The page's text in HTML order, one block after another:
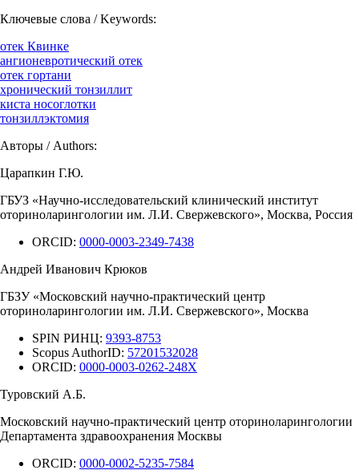
Ключевые слова / Keywords:
отек Квинке
ангионевротический отек
отек гортани
хронический тонзиллит
киста носоглотки
тонзиллэктомия
Авторы / Authors:
Царапкин Г.Ю.
ГБУЗ «Научно-исследовательский клинический институт
оториноларингологии им. Л.И. Свержевского», Москва, Россия
ORCID: 0000-0003-2349-7438
Андрей Иванович Крюков
ГБЗУ «Московский научно-практический центр
оториноларингологии им. Л.И. Свержевского», Москва
SPIN РИНЦ: 9393-8753
Scopus AuthorID: 57201532028
ORCID: 0000-0003-0262-248X
Туровский А.Б.
Московский научно-практический центр оториноларингологии
Департамента здравоохранения Москвы
ORCID: 0000-0002-5235-7584